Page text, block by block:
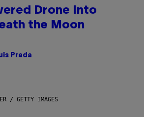
Drone Into
the Moon
Prada
/ GETTY IMAGES